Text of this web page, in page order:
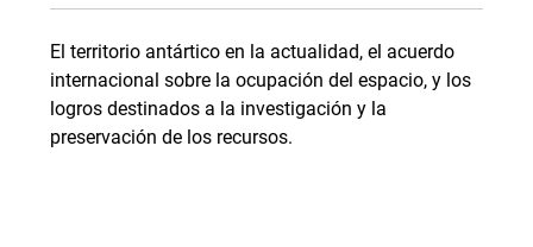
El territorio antártico en la actualidad, el acuerdo
internacional sobre la ocupación del espacio, y los
logros destinados a la investigación y la
preservación de los recursos.